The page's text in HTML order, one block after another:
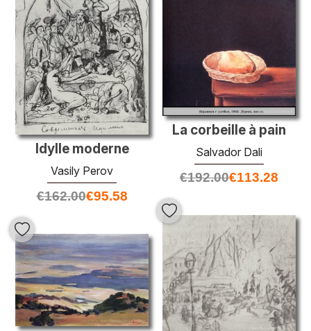
Idylle moderne
Vasily Perov
€162.00€95.58
La corbeille à pain
Salvador Dali
€192.00€113.28